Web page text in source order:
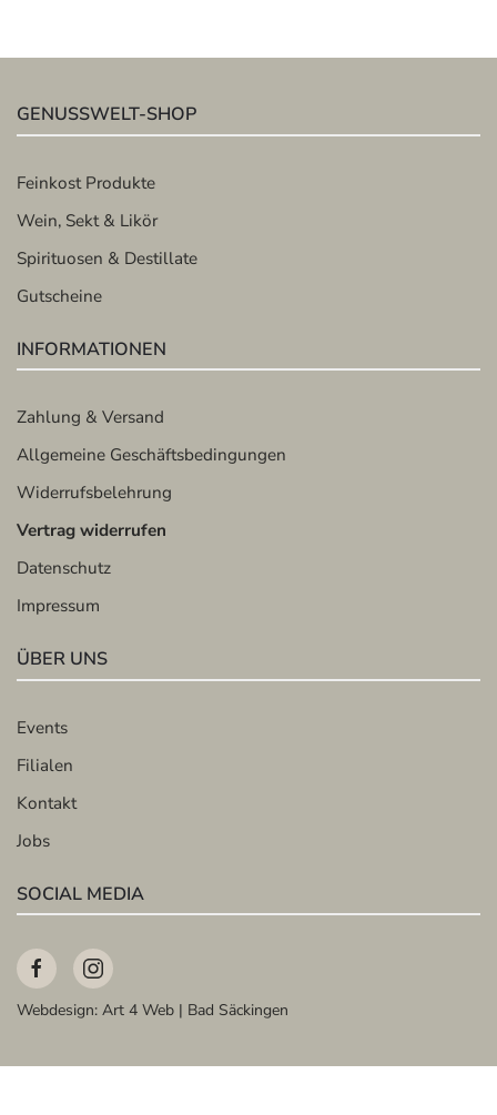
GENUSSWELT-SHOP
Feinkost Produkte
Wein, Sekt & Likör
Spirituosen & Destillate
Gutscheine
INFORMATIONEN
Zahlung & Versand
Allgemeine Geschäftsbedingungen
Widerrufsbelehrung
Vertrag widerrufen
Datenschutz
Impressum
ÜBER UNS
Events
Filialen
Kontakt
Jobs
SOCIAL MEDIA
Webdesign: Art 4 Web | Bad Säckingen